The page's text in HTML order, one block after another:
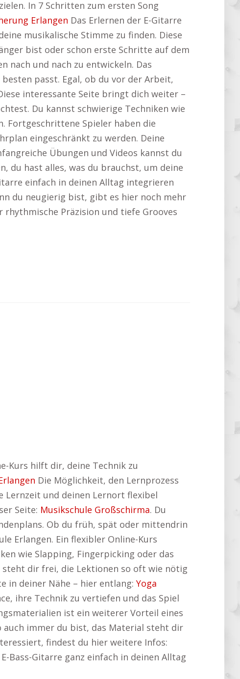
In 7 Schritten zum ersten Song
Erlangen Das Erlernen der E-Gitarre
musikalische Stimme zu finden. Diese
bist oder schon erste Schritte auf dem
nach und nach zu entwickeln. Das
passt. Egal, ob du vor der Arbeit,
interessante Seite bringt dich weiter –
Du kannst schwierige Techniken wie
Fortgeschrittene Spieler haben die
eingeschränkt zu werden. Deine
Übungen und Videos kannst du
du hast alles, was du brauchst, um deine
einfach in deinen Alltag integrieren
du neugierig bist, gibt es hier noch mehr
Präzision und tiefe Grooves
Kurs hilft dir, deine Technik zu
Die Möglichkeit, den Lernprozess
Lernzeit und deinen Lernort flexibel
Seite: Musikschule Großschirma. Du
Ob du früh, spät oder mittendrin
Erlangen. Ein flexibler Online-Kurs
wie Slapping, Fingerpicking oder das
steht dir frei, die Lektionen so oft wie nötig
in deiner Nähe – hier entlang: Yoga
ihre Technik zu vertiefen und das Spiel
ist ein weiterer Vorteil eines
auch immer du bist, das Material steht dir
findest du hier weitere Infos:
Bass-Gitarre ganz einfach in deinen Alltag